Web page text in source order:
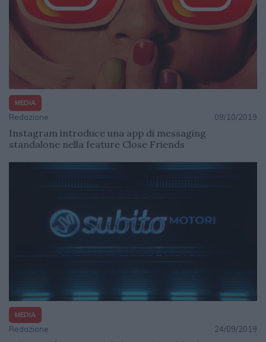
MEDIA
Redazione 09/10/2019
Instagram introduce una app di messaging
standalone nella feature Close Friends
MEDIA
Redazione 24/09/2019